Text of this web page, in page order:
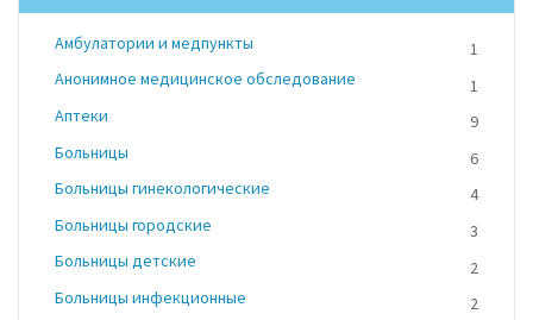
Амбулатории и медпункты
1
Анонимное медицинское обследование
1
Аптеки
9
Больницы
6
Больницы гинекологические
4
Больницы городские
3
Больницы детские
2
Больницы инфекционные
2